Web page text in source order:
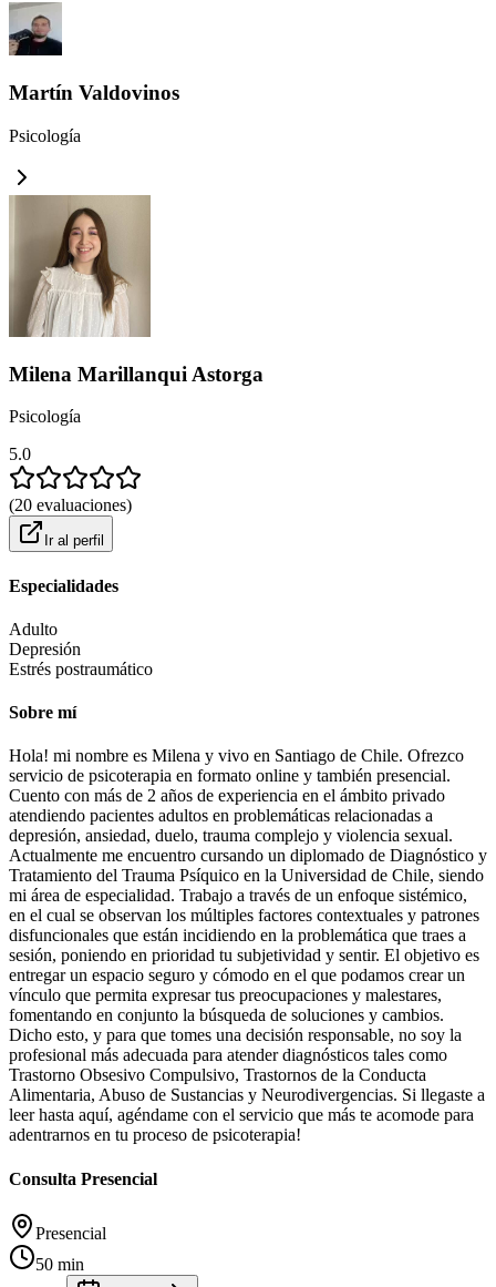
Martín Valdovinos
Psicología
Milena Marillanqui Astorga
Psicología
5.0
(20 evaluaciones)
Ir al perfil
Especialidades
Adulto
Depresión
Estrés postraumático
Sobre mí
Hola! mi nombre es Milena y vivo en Santiago de Chile. Ofrezco
servicio de psicoterapia en formato online y también presencial.
Cuento con más de 2 años de experiencia en el ámbito privado
atendiendo pacientes adultos en problemáticas relacionadas a
depresión, ansiedad, duelo, trauma complejo y violencia sexual.
Actualmente me encuentro cursando un diplomado de Diagnóstico y
Tratamiento del Trauma Psíquico en la Universidad de Chile, siendo
mi área de especialidad. Trabajo a través de un enfoque sistémico,
en el cual se observan los múltiples factores contextuales y patrones
disfuncionales que están incidiendo en la problemática que traes a
sesión, poniendo en prioridad tu subjetividad y sentir. El objetivo es
entregar un espacio seguro y cómodo en el que podamos crear un
vínculo que permita expresar tus preocupaciones y malestares,
fomentando en conjunto la búsqueda de soluciones y cambios.
Dicho esto, y para que tomes una decisión responsable, no soy la
profesional más adecuada para atender diagnósticos tales como
Trastorno Obsesivo Compulsivo, Trastornos de la Conducta
Alimentaria, Abuso de Sustancias y Neurodivergencias. Si llegaste a
leer hasta aquí, agéndame con el servicio que más te acomode para
adentrarnos en tu proceso de psicoterapia!
Consulta Presencial
Presencial
50 min